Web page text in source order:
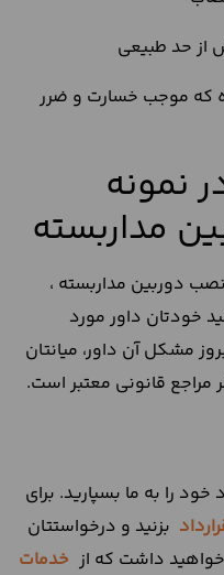
از حد طبیعی
که موجب خسارت و ضرر
نمونه
مداربسته
دوربین مداربسته ،
خودتان داور مورد
مشکل آن داور، میانتان
مراجع قانونی معتبر است.
را به ما بسپارید. برای
بزنید و درخواستتان
داشت که از خدمات